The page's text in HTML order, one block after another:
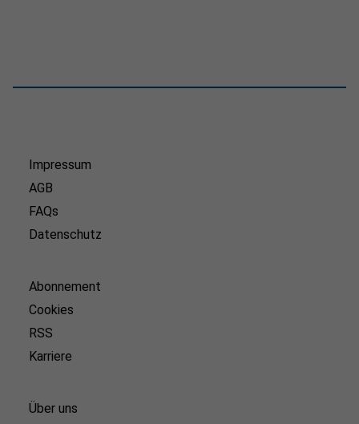
Impressum
AGB
FAQs
Datenschutz
Abonnement
Cookies
RSS
Karriere
Über uns